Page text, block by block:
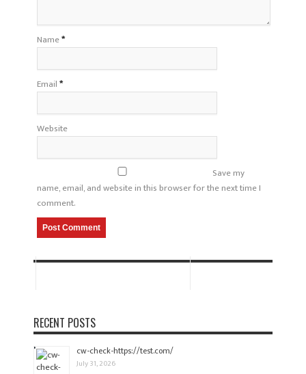
Name*
Email*
Website
Save my
name, email, and website in this browser for the next time I
comment.
RECENT POSTS
cw-check-https://test.com/
July 31, 2026